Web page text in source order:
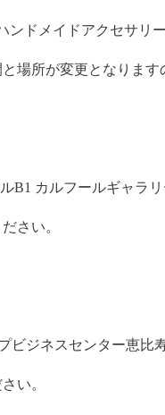
ンドメイドアクセサリー
場所が変更となります
B1 カルフールギャラ
さい。
ビジネスセンター恵比
い。